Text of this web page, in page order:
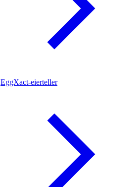
EggXact-eierteller